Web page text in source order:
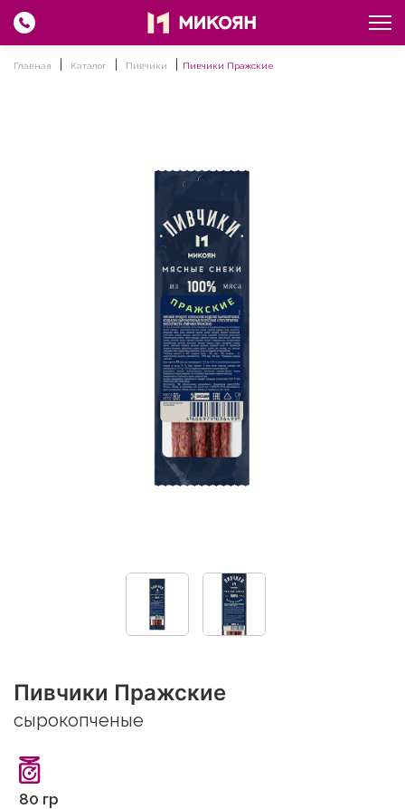
Главная Каталог Пивчики Пивчики Пражские
Пивчики Пражские
сырокопченые
80 гр